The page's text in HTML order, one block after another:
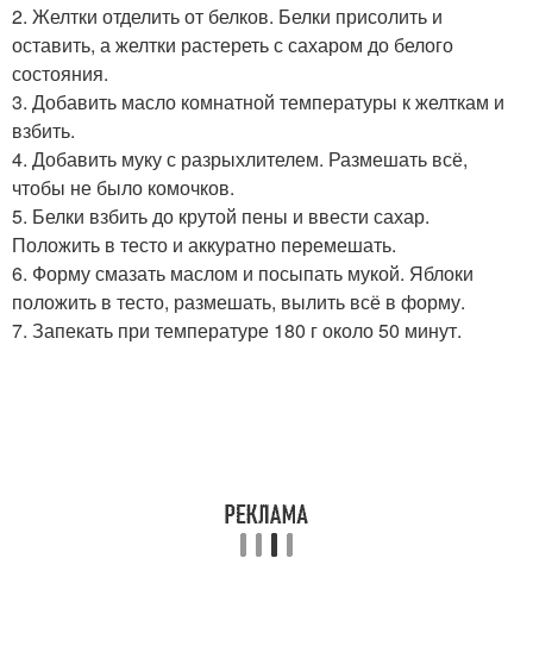
2. Желтки отделить от белков. Белки присолить и
оставить, а желтки растереть с сахаром до белого
состояния.
3. Добавить масло комнатной температуры к желткам и
взбить.
4. Добавить муку с разрыхлителем. Размешать всё,
чтобы не было комочков.
5. Белки взбить до крутой пены и ввести сахар.
Положить в тесто и аккуратно перемешать.
6. Форму смазать маслом и посыпать мукой. Яблоки
положить в тесто, размешать, вылить всё в форму.
7. Запекать при температуре 180 г около 50 минут.